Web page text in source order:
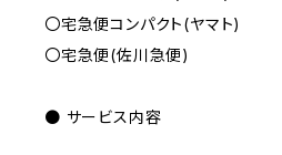
〇宅急便コンパクト(ヤマト)
〇宅急便(佐川急便)
● サービス内容